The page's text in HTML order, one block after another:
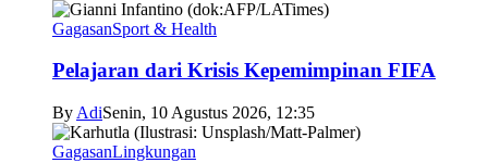
GagasanSport & Health
Pelajaran dari Krisis Kepemimpinan FIFA
By AdiSenin, 10 Agustus 2026, 12:35
GagasanLingkungan